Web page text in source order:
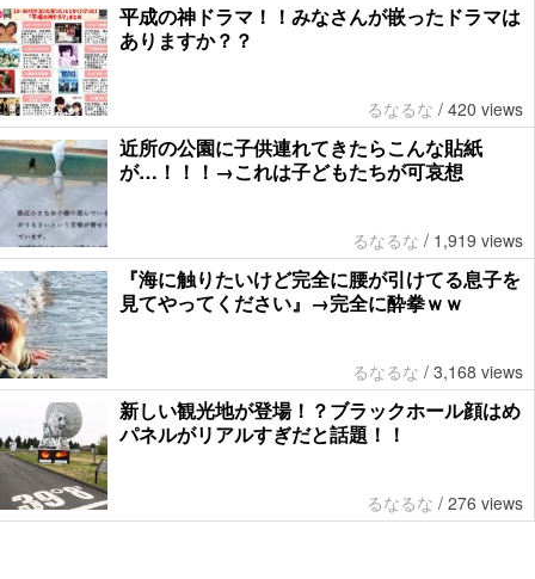
平成の神ドラマ！！みなさんが嵌ったドラマは
ありますか？？
るなるな / 420 views
近所の公園に子供連れてきたらこんな貼紙
が…！！！→これは子どもたちが可哀想
るなるな / 1,919 views
『海に触りたいけど完全に腰が引けてる息子を
見てやってください』→完全に酔拳ｗｗ
るなるな / 3,168 views
新しい観光地が登場！？ブラックホール顔はめ
パネルがリアルすぎだと話題！！
るなるな / 276 views